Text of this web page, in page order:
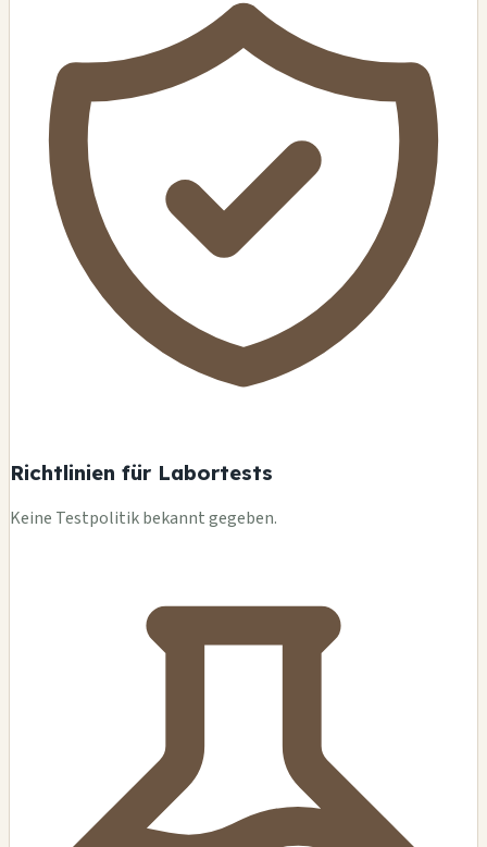
Richtlinien für Labortests
Keine Testpolitik bekannt gegeben.